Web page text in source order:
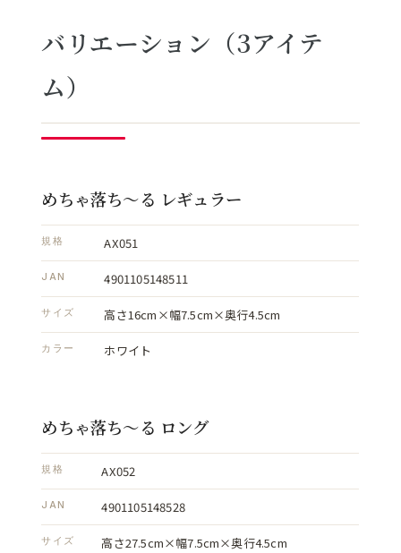
バリエーション（3アイテ
ム）
めちゃ落ち～る レギュラー
規格 AX051
JAN 4901105148511
サイズ 高さ16cm×幅7.5cm×奥行4.5cm
カラー ホワイト
めちゃ落ち～る ロング
規格 AX052
JAN 4901105148528
サイズ 高さ27.5cm×幅7.5cm×奥行4.5cm